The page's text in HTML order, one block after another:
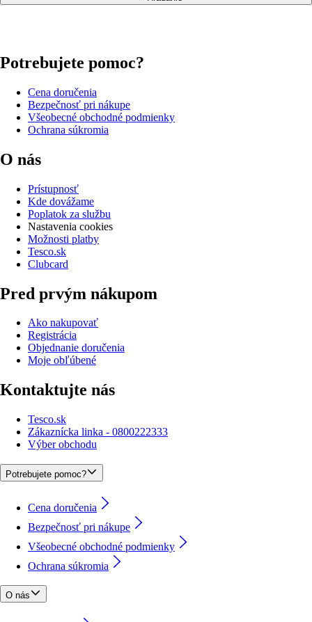
Potrebujete pomoc?
Cena doručenia
Bezpečnosť pri nákupe
Všeobecné obchodné podmienky
Ochrana súkromia
O nás
Prístupnosť
Kde dovážame
Poplatok za službu
Nastavenia cookies
Možnosti platby
Tesco.sk
Clubcard
Pred prvým nákupom
Ako nakupovať
Registrácia
Objednanie doručenia
Moje obľúbené
Kontaktujte nás
Tesco.sk
Zákaznícka linka - 0800222333
Výber obchodu
Potrebujete pomoc?
Cena doručenia
Bezpečnosť pri nákupe
Všeobecné obchodné podmienky
Ochrana súkromia
O nás